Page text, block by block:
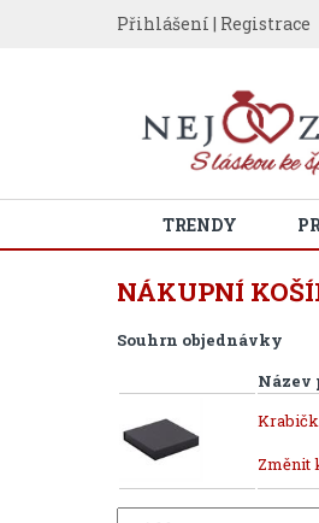
Přihlášení | Registrace
TRENDY
NÁKUPNÍ
Souhrn objednávky
Název
Změnit